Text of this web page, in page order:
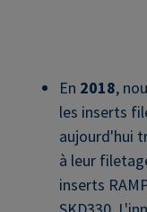
En 2018,
les inserts
aujourd'hui
à leur
inserts